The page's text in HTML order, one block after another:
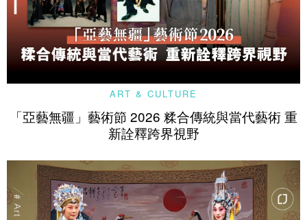
ART & CULTURE
「亞藝無疆」藝術節 2026 糅合傳統與當代藝術 重
新詮釋跨界視野